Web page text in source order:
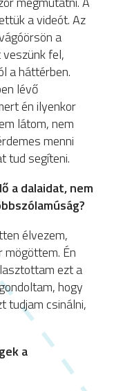
a videót. Az
a
fel,
a háttérben.
lévő
én ilyenkor
látom, nem
menni
tud segíteni.
a dalaidat, nem
élvezem,
mögöttem. Én
ezt a
hogy
tudjam csinálni,
a